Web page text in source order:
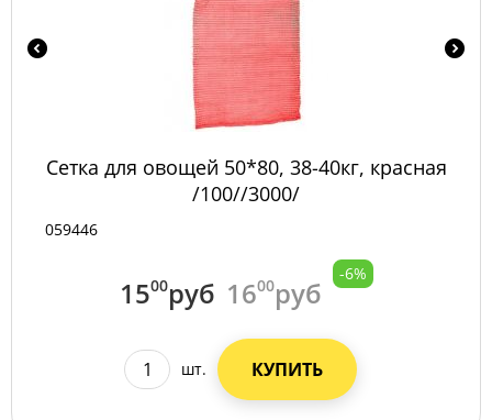
Сетка для овощей 50*80, 38-40кг, красная
/100//3000/
059446
1500руб 1600руб
-6%
шт. КУПИТЬ